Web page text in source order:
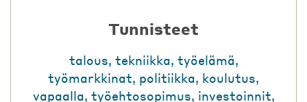
Tunnisteet
talous, tekniikka, työelämä,
työmarkkinat, politiikka, koulutus,
vapaalla, työehtosopimus, investoinnit,